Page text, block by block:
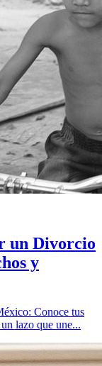
un Divorcio
y
Conoce tus
lazo que une...